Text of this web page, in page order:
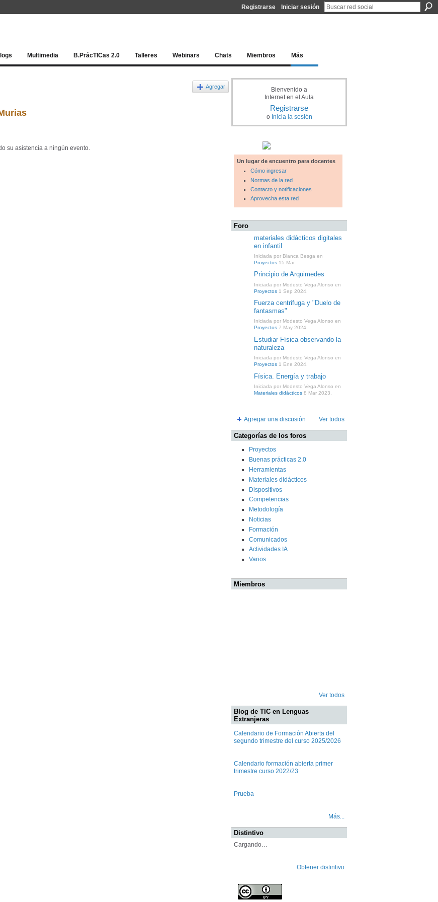
Registrarse Iniciar sesión
Multimedia B.PrácTICas 2.0 Talleres Webinars Chats Miembros Más
Agregar
su asistencia a ningún evento.
Bienvenido a
Internet en el Aula
Registrarse
o Inicia la sesión
Un lugar de encuentro para docentes
Cómo ingresar
Normas de la red
Contacto y notificaciones
Aprovecha esta red
Foro
materiales didácticos digitales
en infantil
Iniciada por Blanca Besga en
Proyectos 15 Mar.
Principio de Arquimedes
Iniciada por Modesto Vega Alonso en
Proyectos 1 Sep 2024.
Fuerza centrifuga y "Duelo de
fantasmas"
Iniciada por Modesto Vega Alonso en
Proyectos 7 May 2024.
Estudiar Física observando la
naturaleza
Iniciada por Modesto Vega Alonso en
Proyectos 1 Ene 2024.
Física. Energía y trabajo
Iniciada por Modesto Vega Alonso en
Materiales didácticos 8 Mar 2023.
Agregar una discusión Ver todos
Categorías de los foros
Proyectos
Buenas prácticas 2.0
Herramientas
Materiales didácticos
Dispositivos
Competencias
Metodología
Noticias
Formación
Comunicados
Actividades IA
Varios
Miembros
Ver todos
Blog de TIC en Lenguas
Extranjeras
Calendario de Formación Abierta del
segundo trimestre del curso 2025/2026
Calendario formación abierta primer
trimestre curso 2022/23
Prueba
Más...
Distintivo
Cargando…
Obtener distintivo